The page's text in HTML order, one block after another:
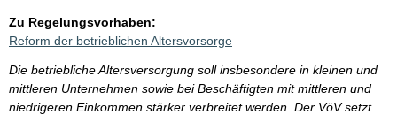
Zu Regelungsvorhaben:
Reform der betrieblichen Altersvorsorge
Die betriebliche Altersversorgung soll insbesondere in kleinen und
mittleren Unternehmen sowie bei Beschäftigten mit mittleren und
niedrigeren Einkommen stärker verbreitet werden. Der VöV setzt